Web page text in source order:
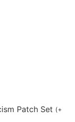
Patch Set (+